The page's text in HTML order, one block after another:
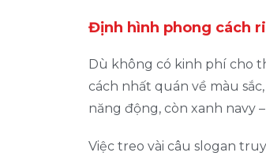
Định hình phong cách
Dù không có kinh phí cho
cách nhất quán về màu
năng động, còn xanh navy
Việc treo vài câu slogan